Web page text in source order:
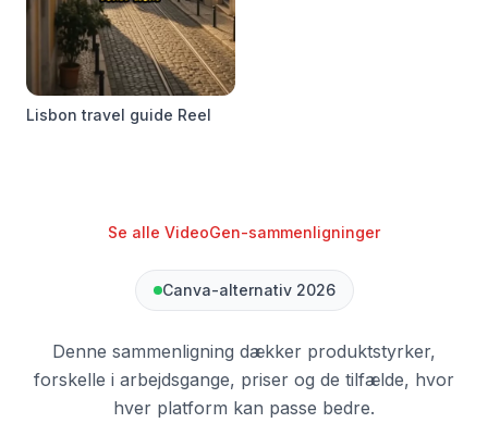
Lisbon travel guide Reel
Se alle VideoGen-sammenligninger
Canva-alternativ 2026
Denne sammenligning dækker produktstyrker,
forskelle i arbejdsgange, priser og de tilfælde, hvor
hver platform kan passe bedre.